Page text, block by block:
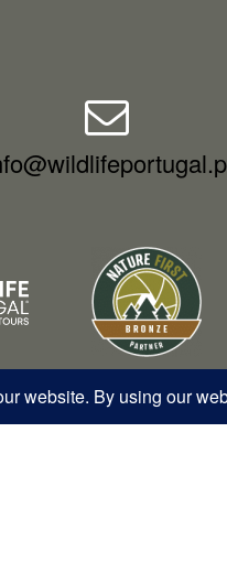
– Wildlife Portugal – Todos